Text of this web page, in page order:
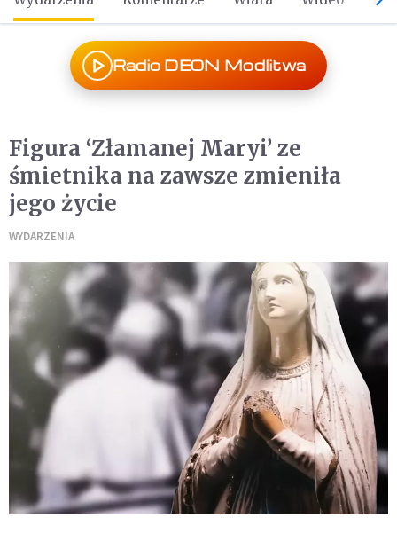
Radio DEON Modlitwa
Figura ‘Złamanej Maryi’ ze
śmietnika na zawsze zmieniła
jego życie
WYDARZENIA